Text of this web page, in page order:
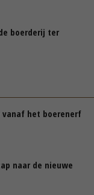
boerderij ter
het boerenerf
naar de nieuwe